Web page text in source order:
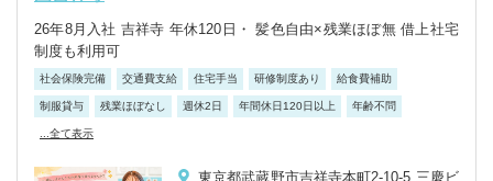
26年8月入社 吉祥寺 年休120日・ 髪色自由×残業ほぼ無 借上社宅
制度も利用可
社会保険完備 交通費支給 住宅手当 研修制度あり 給食費補助
制服貸与 残業ほぼなし 週休2日 年間休日120日以上 年齢不問
...全て表示
東京都武蔵野市吉祥寺本町2-10-5 三慶ビ